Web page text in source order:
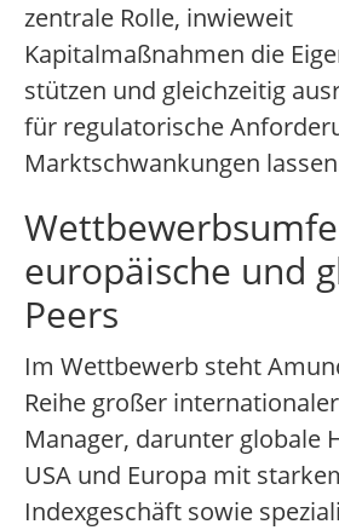
zentrale Rolle, inwieweit
Kapitalmaßnahmen die
stützen und gleichzeitig
für regulatorische
Marktschwankungen
europäische und
Peers
Im Wettbewerb steht
Reihe großer
Manager, darunter globale
USA und Europa mit
Indexgeschäft sowie